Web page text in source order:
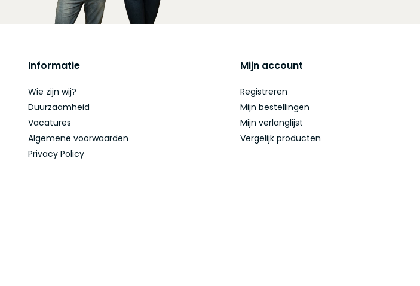
Informatie
Wie zijn wij?
Duurzaamheid
Vacatures
Algemene voorwaarden
Privacy Policy
Mijn account
Registreren
Mijn bestellingen
Mijn verlanglijst
Vergelijk producten